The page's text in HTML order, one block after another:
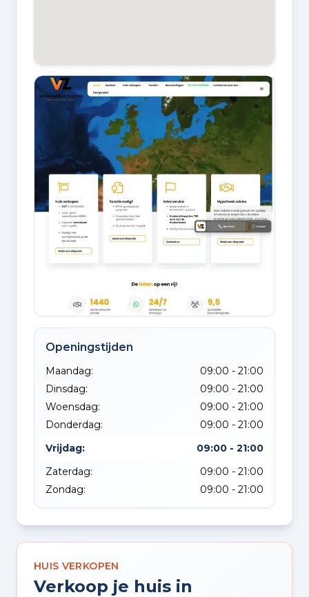
Openingstijden
Maandag:
09:00 - 21:00
Dinsdag:
09:00 - 21:00
Woensdag:
09:00 - 21:00
Donderdag:
09:00 - 21:00
Vrijdag:
09:00 - 21:00
Zaterdag:
09:00 - 21:00
Zondag:
09:00 - 21:00
HUIS VERKOPEN
Verkoop je huis in